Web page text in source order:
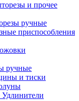
и прочее
ручные
приспособления
ручные
и тиски
Удлинители